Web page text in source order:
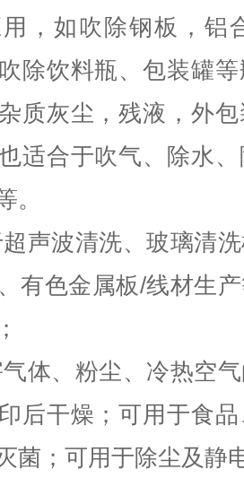
，如吹除钢板，铝
除饮料瓶、包装罐
质灰尘，残液，外
适合于吹气、除水
。
声波清洗、玻璃清
有色金属板/线材生
体、粉尘、冷热空
后干燥；可用于食
菌；可用于除尘及静